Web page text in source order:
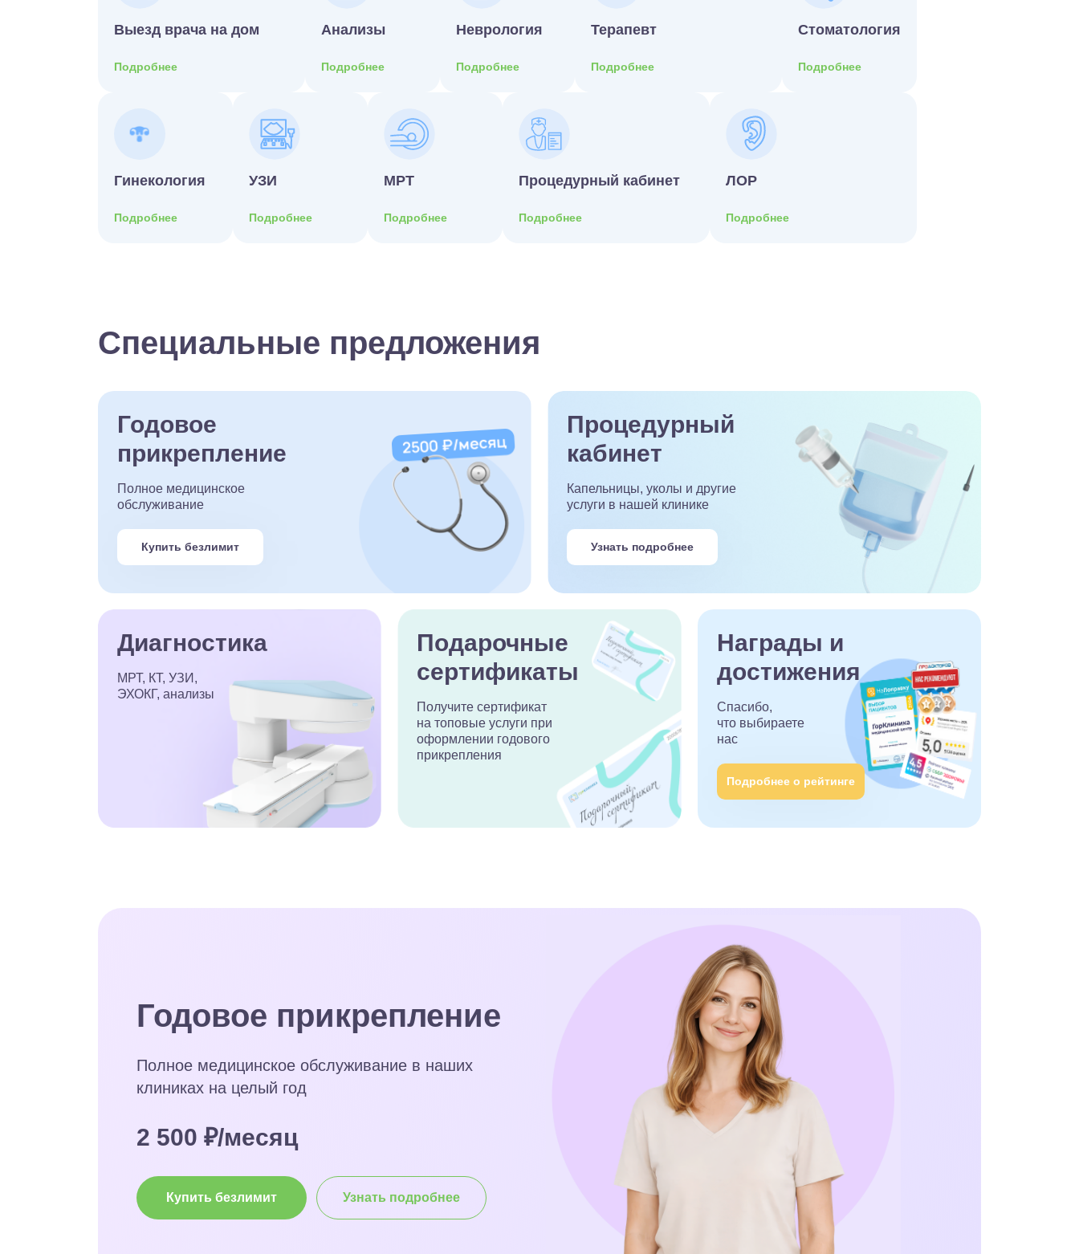
Выезд врача на дом
Подробнее
Анализы
Подробнее
Неврология
Подробнее
Терапевт
Подробнее
Стоматология
Подробнее
Гинекология
Подробнее
УЗИ
Подробнее
МРТ
Подробнее
Процедурный кабинет
Подробнее
ЛОР
Подробнее
Специальные предложения
Годовое
прикрепление
Полное медицинское
обслуживание
Купить безлимит
Процедурный
кабинет
Капельницы, уколы и другие
услуги в нашей клинике
Узнать подробнее
Диагностика
МРТ, КТ, УЗИ,
ЭХОКГ, анализы
Подарочные
сертификаты
Получите сертификат
на топовые услуги при
оформлении годового
прикрепления
Награды и
достижения
Спасибо,
что выбираете
нас
Подробнее о рейтинге
Годовое прикрепление
Полное медицинское обслуживание в наших
клиниках на целый год
2 500 ₽/месяц
Купить безлимит Узнать подробнее